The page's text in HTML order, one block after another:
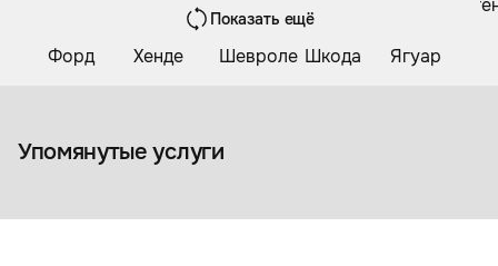
Показать ещё
Упомянутые услуги
Коврики из экокожи